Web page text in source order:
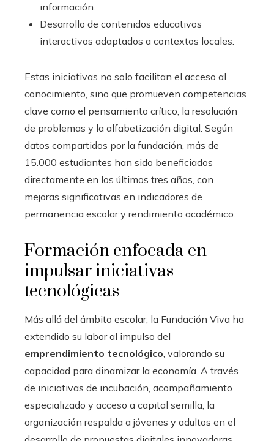
información.
Desarrollo de contenidos educativos
interactivos adaptados a contextos locales.
Estas iniciativas no solo facilitan el acceso al
conocimiento, sino que promueven competencias
clave como el pensamiento crítico, la resolución
de problemas y la alfabetización digital. Según
datos compartidos por la fundación, más de
15.000 estudiantes han sido beneficiados
directamente en los últimos tres años, con
mejoras significativas en indicadores de
permanencia escolar y rendimiento académico.
Formación enfocada en
impulsar iniciativas
tecnológicas
Más allá del ámbito escolar, la Fundación Viva ha
extendido su labor al impulso del
emprendimiento tecnológico , valorando su
capacidad para dinamizar la economía. A través
de iniciativas de incubación, acompañamiento
especializado y acceso a capital semilla, la
organización respalda a jóvenes y adultos en el